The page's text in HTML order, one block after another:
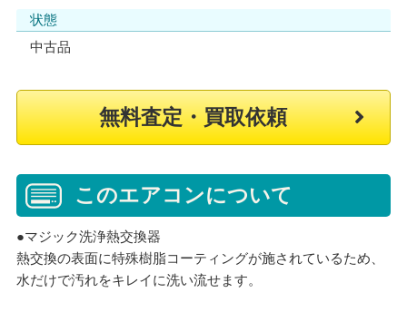
状態
中古品
無料査定・買取依頼
このエアコンについて
●マジック洗浄熱交換器
熱交換の表面に特殊樹脂コーティングが施されているため、
水だけで汚れをキレイに洗い流せます。